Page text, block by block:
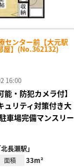
センター前【大元駅
屋】(No.362132)
16:00
能・防犯カメラ付】
ュリティ対策付き大
車場完備マンスリー
長瀬駅」
面積 33m²